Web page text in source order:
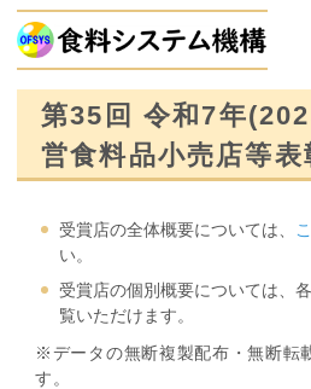
第35回 令和7年
営食料品小売店等
受賞店の全体概要については、
い。
受賞店の個別概要については、
覧いただけます。
※データの無断複製配布・無断転
す。